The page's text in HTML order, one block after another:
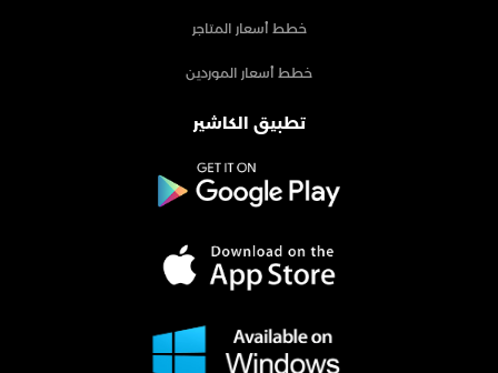
خطط أسعار المتاجر
خطط أسعار الموردين
تطبيق الكاشير